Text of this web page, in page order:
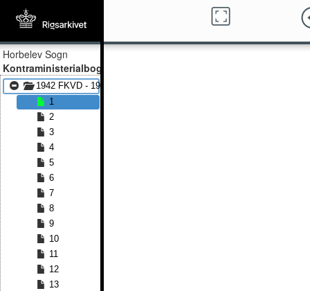
Horbelev Sogn
Kontraministerialbog
1942 FKVD - 1951 FKVD
1
2
3
4
5
6
7
8
9
10
11
12
13